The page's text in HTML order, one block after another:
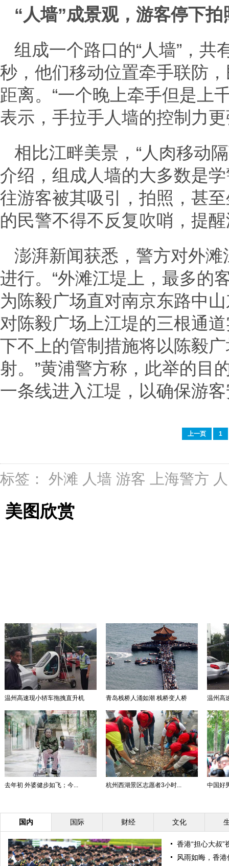
“人墙”成景观，游客停下拍
组成一个路口的“人墙”，
秒，他们移动位置牵手联防
距离。“一个晚上牵手但是上
表示，手拉手人墙的控制力
相比江畔美景，“人肉移动
介绍，组成人墙的大多数是
往游客被其吸引，拍照，甚
的民警不得不反复吹哨，提
澎湃新闻获悉，警方对外
进行。“外滩江堤上，最多的
为陈毅广场直对南京东路中
对陈毅广场上江堤的三根通
下不上的管制措施将以陈毅
射。”黄浦警方称，此举的目
一条线进入江堤，以确保游
上一页 1
标签： 外滩 人墙 游客 上海警方
美图欣赏
温州高速现小轿车拖拽直升机 青岛栈桥人涌如潮 栈桥变人桥 温州高
去年初 外婆健步如飞；今... 杭州西湖景区志愿者3小时... 中国好
国内 国际 财经 文化
香港“担心大叔”
风雨如晦，香港